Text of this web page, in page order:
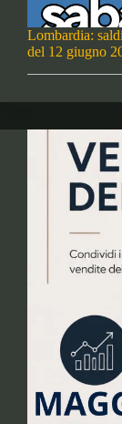
Lombardia:
del 12 giugno